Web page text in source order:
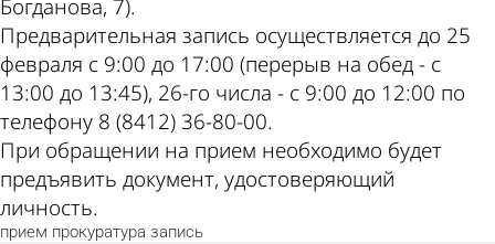
Богданова, 7).
Предварительная запись осуществляется до 25
февраля с 9:00 до 17:00 (перерыв на обед - с
13:00 до 13:45), 26-го числа - с 9:00 до 12:00 по
телефону 8 (8412) 36-80-00.
При обращении на прием необходимо будет
предъявить документ, удостоверяющий
личность.
прием прокуратура запись